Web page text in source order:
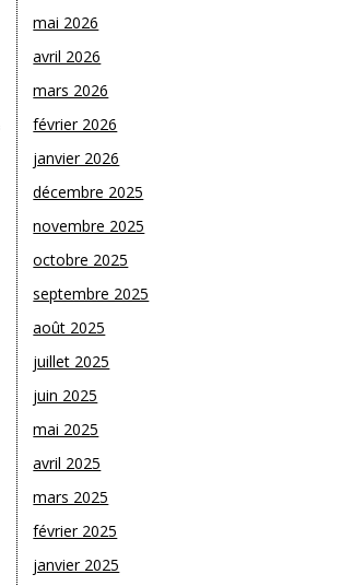
mai 2026
avril 2026
mars 2026
février 2026
janvier 2026
décembre 2025
novembre 2025
octobre 2025
septembre 2025
août 2025
juillet 2025
juin 2025
mai 2025
avril 2025
mars 2025
février 2025
janvier 2025